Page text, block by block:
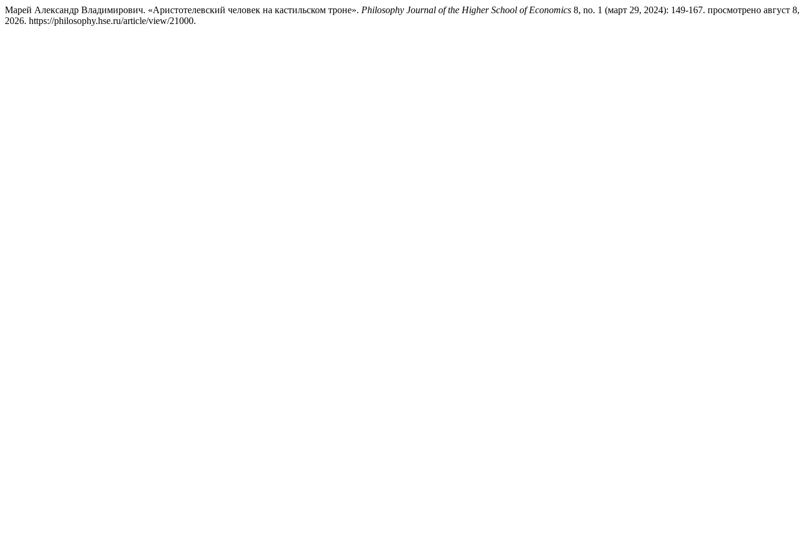
Марей Александр Владимирович. «Аристотелевский человек на кастильском троне». Philosophy Journal of the Higher School of Economics 8, no. 1 (март 29, 2024): 149-167. просмотрено август 8,
2026. https://philosophy.hse.ru/article/view/21000.